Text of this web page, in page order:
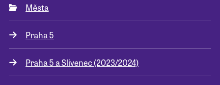
Pro školy
Příběhy našich sousedů
Města
Praha 5
Praha 5 a Slivenec (2023/2024)